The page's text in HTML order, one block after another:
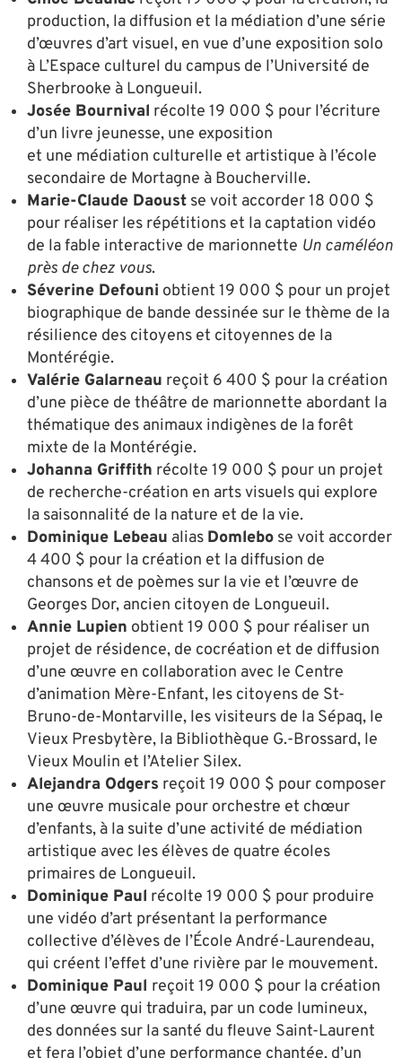
production, la diffusion et la médiation d’une série
d’œuvres d’art visuel, en vue d’une exposition solo
à L’Espace culturel du campus de l’Université de
Sherbrooke à Longueuil.
Josée Bournival récolte 19 000 $ pour l’écriture
d’un livre jeunesse, une exposition
et une médiation culturelle et artistique à l’école
secondaire de Mortagne à Boucherville.
Marie-Claude Daoust se voit accorder 18 000 $
pour réaliser les répétitions et la captation vidéo
de la fable interactive de marionnette Un caméléon
près de chez vous.
Séverine Defouni obtient 19 000 $ pour un projet
biographique de bande dessinée sur le thème de la
résilience des citoyens et citoyennes de la
Montérégie.
Valérie Galarneau reçoit 6 400 $ pour la création
d’une pièce de théâtre de marionnette abordant la
thématique des animaux indigènes de la forêt
mixte de la Montérégie.
Johanna Griffith récolte 19 000 $ pour un projet
de recherche-création en arts visuels qui explore
la saisonnalité de la nature et de la vie.
Dominique Lebeau alias Domlebo se voit accorder
4 400 $ pour la création et la diffusion de
chansons et de poèmes sur la vie et l’œuvre de
Georges Dor, ancien citoyen de Longueuil.
Annie Lupien obtient 19 000 $ pour réaliser un
projet de résidence, de cocréation et de diffusion
d’une œuvre en collaboration avec le Centre
d’animation Mère-Enfant, les citoyens de St-
Bruno-de-Montarville, les visiteurs de la Sépaq, le
Vieux Presbytère, la Bibliothèque G.-Brossard, le
Vieux Moulin et l’Atelier Silex.
Alejandra Odgers reçoit 19 000 $ pour composer
une œuvre musicale pour orchestre et chœur
d’enfants, à la suite d’une activité de médiation
artistique avec les élèves de quatre écoles
primaires de Longueuil.
Dominique Paul récolte 19 000 $ pour produire
une vidéo d’art présentant la performance
collective d’élèves de l’École André-Laurendeau,
qui créent l’effet d’une rivière par le mouvement.
Dominique Paul reçoit 19 000 $ pour la création
d’une œuvre qui traduira, par un code lumineux,
des données sur la santé du fleuve Saint-Laurent
et fera l’objet d’une performance chantée, d’un